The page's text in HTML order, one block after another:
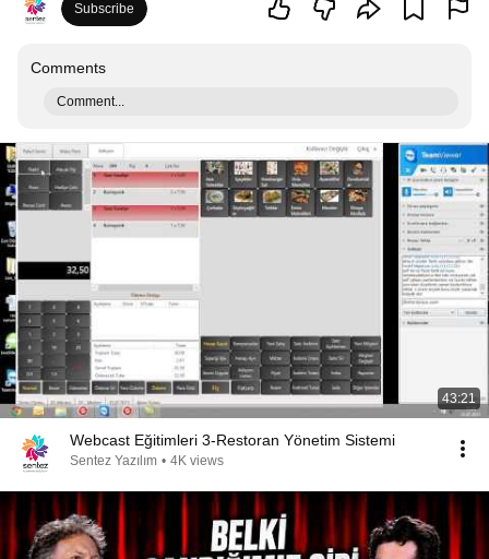
Subscribe
Comments
Comment...
43:21
Webcast Eğitimleri 3-Restoran Yönetim Sistemi
Sentez Yazılım • 4K views